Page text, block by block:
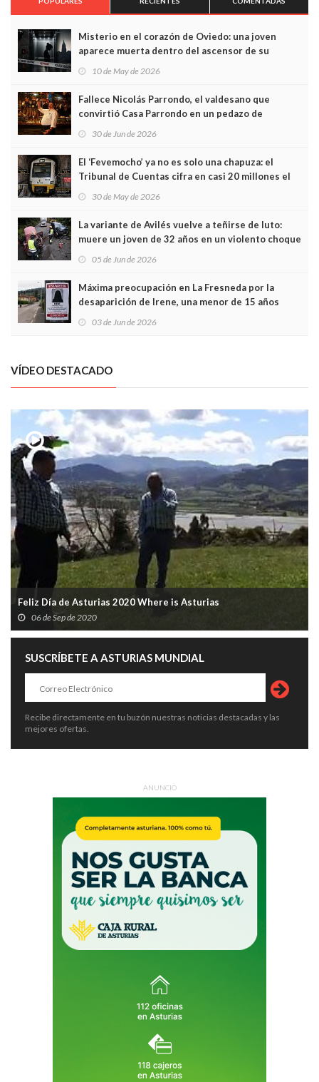
Misterio en el corazón de Oviedo: una joven
aparece muerta dentro del ascensor de su
edificio y las cámaras captan sus últimos minutos
10 de May de 2026
Fallece Nicolás Parrondo, el valdesano que
convirtió Casa Parrondo en un pedazo de
Asturias en Madrid
30 de Jun de 2026
El ‘Fevemocho’ ya no es solo una chapuza: el
Tribunal de Cuentas cifra en casi 20 millones el
sobrecoste de los trenes que no cabían por los
30 de May de 2026
La variante de Avilés vuelve a teñirse de luto:
muere un joven de 32 años en un violento choque
frontal
05 de Jun de 2026
Máxima preocupación en La Fresneda por la
desaparición de Irene, una menor de 15 años
03 de Jun de 2026
VÍDEO DESTACADO
Feliz Día de Asturias 2020 Where is Asturias
06 de Sep de 2020
SUSCRÍBETE A ASTURIAS MUNDIAL
Recibe directamente en tu buzón nuestras noticias destacadas y las
mejores ofertas.
ANUNCIO